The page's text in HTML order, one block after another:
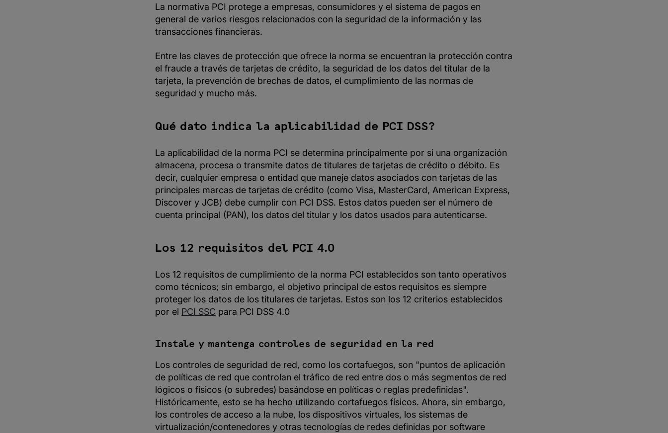
La normativa PCI protege a empresas, consumidores y el sistema de pagos en
general de varios riesgos relacionados con la seguridad de la información y las
transacciones financieras.
Entre las claves de protección que ofrece la norma se encuentran la protección contra
el fraude a través de tarjetas de crédito, la seguridad de los datos del titular de la
tarjeta, la prevención de brechas de datos, el cumplimiento de las normas de
seguridad y mucho más.
Qué dato indica la aplicabilidad de PCI DSS?
La aplicabilidad de la norma PCI se determina principalmente por si una organización
almacena, procesa o transmite datos de titulares de tarjetas de crédito o débito. Es
decir, cualquier empresa o entidad que maneje datos asociados con tarjetas de las
principales marcas de tarjetas de crédito (como Visa, MasterCard, American Express,
Discover y JCB) debe cumplir con PCI DSS. Estos datos pueden ser el número de
cuenta principal (PAN), los datos del titular y los datos usados para autenticarse.
Los 12 requisitos del PCI 4.0
Los 12 requisitos de cumplimiento de la norma PCI establecidos son tanto operativos
como técnicos; sin embargo, el objetivo principal de estos requisitos es siempre
proteger los datos de los titulares de tarjetas. Estos son los 12 criterios establecidos
por el PCI SSC para PCI DSS 4.0
Instale y mantenga controles de seguridad en la red
Los controles de seguridad de red, como los cortafuegos, son "puntos de aplicación
de políticas de red que controlan el tráfico de red entre dos o más segmentos de red
lógicos o físicos (o subredes) basándose en políticas o reglas predefinidas".
Históricamente, esto se ha hecho utilizando cortafuegos físicos. Ahora, sin embargo,
los controles de acceso a la nube, los dispositivos virtuales, los sistemas de
virtualización/contenedores y otras tecnologías de redes definidas por software